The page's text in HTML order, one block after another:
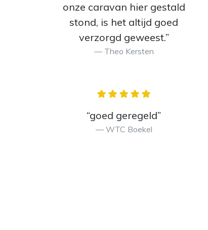
onze caravan hier gestald
stond, is het altijd goed
verzorgd geweest.”
Theo Kersten
“goed geregeld”
WTC Boekel